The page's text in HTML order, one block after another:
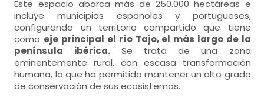
Este espacio abarca más de 250.000 hectáreas e
incluye municipios españoles y portugueses,
configurando un territorio compartido que tiene
como eje principal el río Tajo, el más largo de la
península ibérica.Se trata de una zona
eminentemente rural, con escasa transformación
humana, lo que ha permitido mantener un alto grado
de conservación de sus ecosistemas.